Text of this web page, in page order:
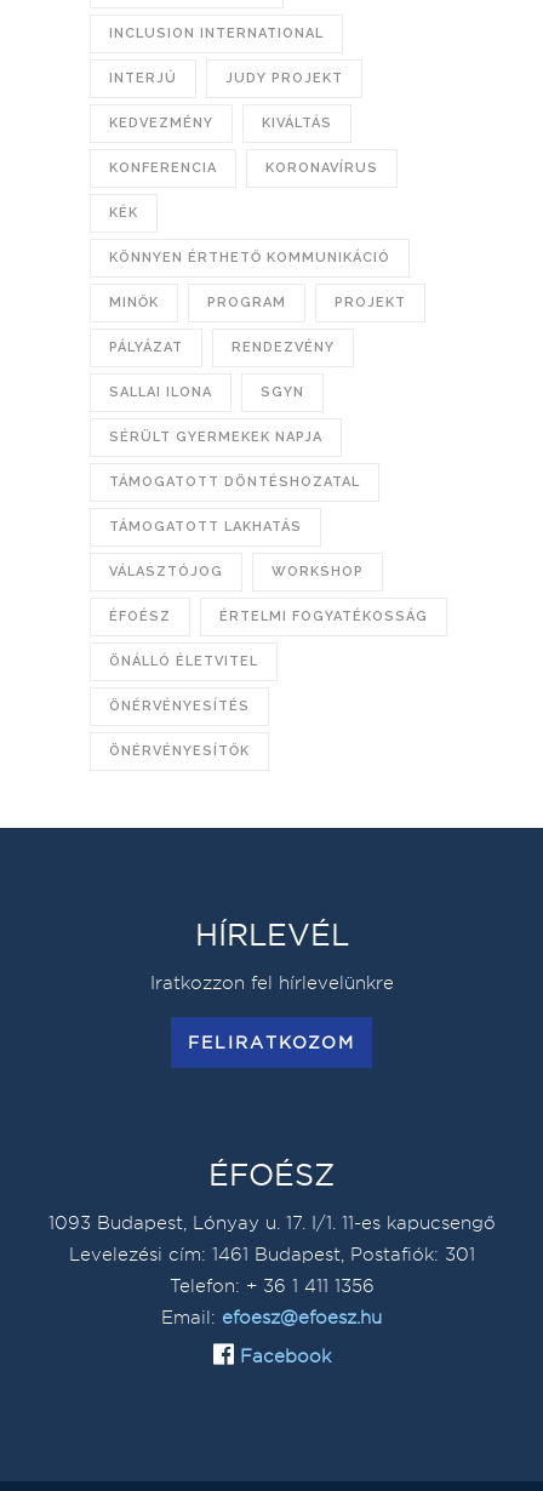
INCLUSION INTERNATIONAL
INTERJÚ JUDY PROJEKT
KEDVEZMÉNY KIVÁLTÁS
KONFERENCIA KORONAVÍRUS
KÉK
KÖNNYEN ÉRTHETŐ KOMMUNIKÁCIÓ
MINŐK PROGRAM PROJEKT
PÁLYÁZAT RENDEZVÉNY
SALLAI ILONA SGYN
SÉRÜLT GYERMEKEK NAPJA
TÁMOGATOTT DÖNTÉSHOZATAL
TÁMOGATOTT LAKHATÁS
VÁLASZTÓJOG WORKSHOP
ÉFOÉSZ ÉRTELMI FOGYATÉKOSSÁG
ÖNÁLLÓ ÉLETVITEL
ÖNÉRVÉNYESÍTÉS
ÖNÉRVÉNYESÍTŐK
HÍRLEVÉL
Iratkozzon fel hírlevelünkre
FELIRATKOZOM
ÉFOÉSZ
1093 Budapest, Lónyay u. 17. I/1. 11-es kapucsengő
Levelezési cím: 1461 Budapest, Postafiók: 301
Telefon: + 36 1 411 1356
Email: efoesz@efoesz.hu
Facebook